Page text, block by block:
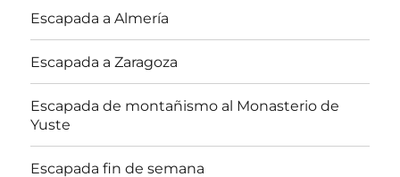
Escapada a Almería
Escapada a Zaragoza
Escapada de montañismo al Monasterio de
Yuste
Escapada fin de semana